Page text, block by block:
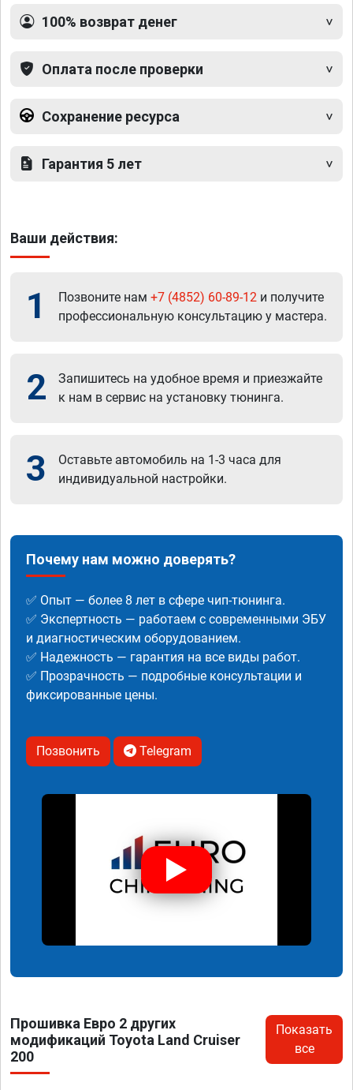
100% возврат денег
Оплата после проверки
Сохранение ресурса
Гарантия 5 лет
Ваши действия:
1 Позвоните нам +7 (4852) 60-89-12 и получите
профессиональную консультацию у мастера.
2
Запишитесь на удобное время и приезжайте
к нам в сервис на установку тюнинга.
3
Оставьте автомобиль на 1-3 часа для
индивидуальной настройки.
Почему нам можно доверять?
✅ Опыт — более 8 лет в сфере чип-тюнинга.
✅ Экспертность — работаем с современными ЭБУ
и диагностическим оборудованием.
✅ Надежность — гарантия на все виды работ.
✅ Прозрачность — подробные консультации и
фиксированные цены.
Позвонить Telegram
Прошивка Евро 2 других
модификаций Toyota Land Cruiser
200
Показать
все